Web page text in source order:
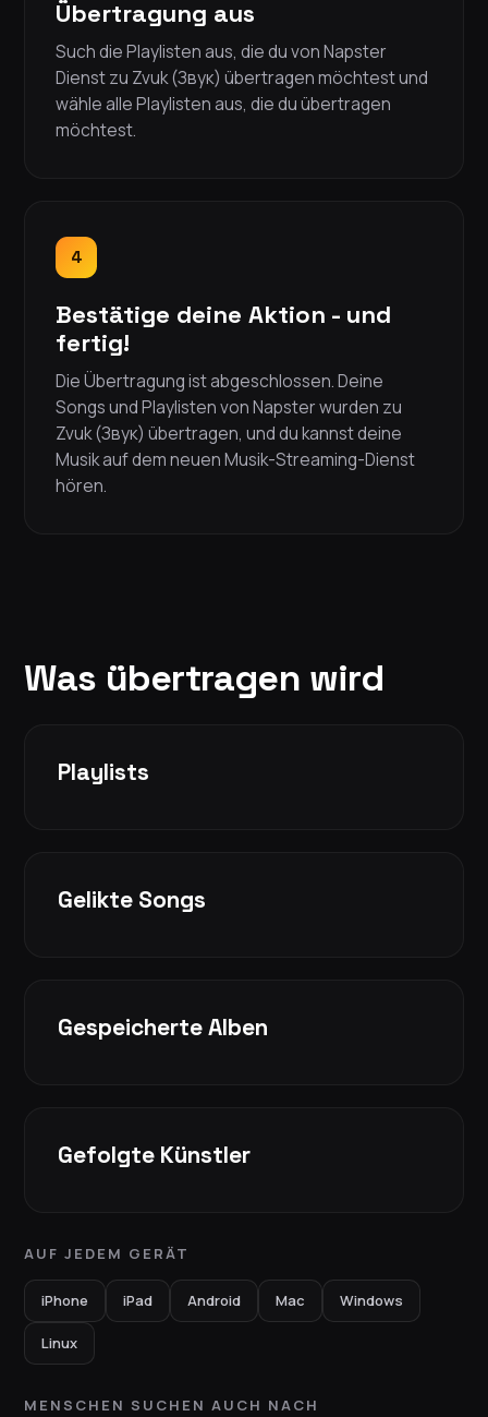
Übertragung aus
Such die Playlisten aus, die du von Napster
Dienst zu Zvuk (Звук) übertragen möchtest und
wähle alle Playlisten aus, die du übertragen
möchtest.
4
Bestätige deine Aktion - und
fertig!
Die Übertragung ist abgeschlossen. Deine
Songs und Playlisten von Napster wurden zu
Zvuk (Звук) übertragen, und du kannst deine
Musik auf dem neuen Musik-Streaming-Dienst
hören.
Was übertragen wird
Playlists
Gelikte Songs
Gespeicherte Alben
Gefolgte Künstler
AUF JEDEM GERÄT
iPhone iPad Android Mac Windows
Linux
MENSCHEN SUCHEN AUCH NACH